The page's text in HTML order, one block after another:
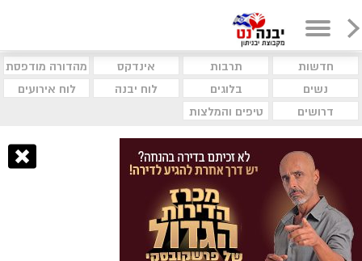
חדשות תרבות אינדקס
מהדורה מודפסת
נשים
בלוגים לוח יבנה
לוח אירועים
דרושים
טיפים והמלצות